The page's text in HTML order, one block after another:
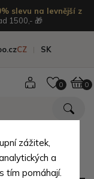
slevu na levnější z
1500,- 🎁
CZ SK
0 0
zážitek,
a
tím pomáhají.